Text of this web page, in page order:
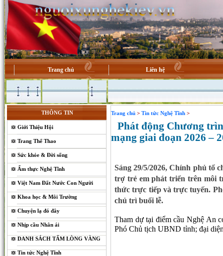
Trang chủ Liên hệ
THÔNG TIN
Giới Thiệu Hội
Trang Thể Thao
Sức khỏe & Đời sống
Ẩm thực Nghệ Tĩnh
Việt Nam Đất Nước Con Người
Khoa học & Môi Trường
Chuyện lạ đó đây
Nhịp cầu Nhân ái
DANH SÁCH TẤM LÒNG VÀNG
Tin tức Nghệ Tĩnh
Trang chủ > Tin tức Nghệ Tĩnh >
Phát động Chương
mạng giai đoạn 2026 –
Sáng 29/5/2026, Chính phủ tổ
trợ trẻ em phát triển trên môi
thức trực tiếp và trực tuyến.
chủ trì buổi lễ.
Tham dự tại điểm cầu Nghệ An
Phó Chủ tịch UBND tỉnh; đại